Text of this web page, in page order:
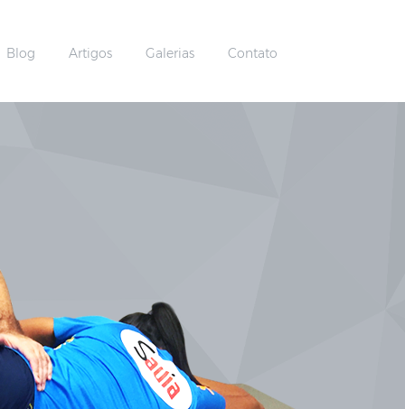
Blog Artigos Galerias Contato